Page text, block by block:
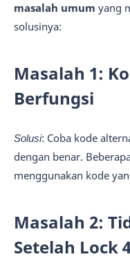
masalah umum yang
solusinya:
Masalah 1:
Berfungsi
Solusi: Coba kode
dengan benar.
menggunakan kode
Masalah 2:
Setelah Lock